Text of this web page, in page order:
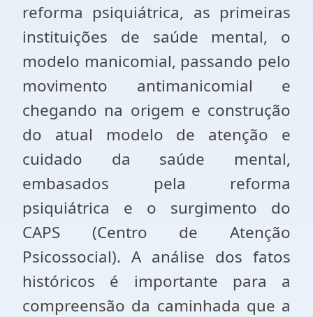
reforma psiquiátrica, as primeiras
instituições de saúde mental, o
modelo manicomial, passando pelo
movimento antimanicomial e
chegando na origem e construção
do atual modelo de atenção e
cuidado da saúde mental,
embasados pela reforma
psiquiátrica e o surgimento do
CAPS (Centro de Atenção
Psicossocial). A análise dos fatos
históricos é importante para a
compreensão da caminhada que a